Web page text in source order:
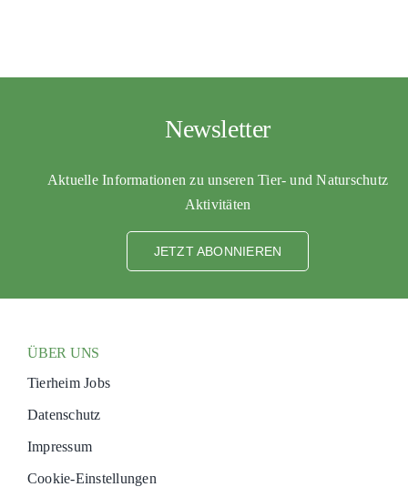
Newsletter
Aktuelle Informationen zu unseren Tier- und Naturschutz
Aktivitäten
JETZT ABONNIEREN
ÜBER UNS
Tierheim Jobs
Datenschutz
Impressum
Cookie-Einstellungen